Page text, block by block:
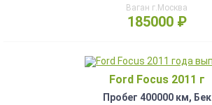
Ваган г.Москва
185000 ₽
Ford Focus 2011 г
Пробег 400000 км, Бек